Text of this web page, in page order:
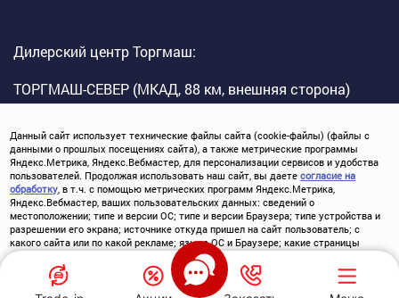
Данный сайт использует технические файлы сайта (cookie-файлы) (файлы с
данными о прошлых посещениях сайта), а также метрические программы
Яндекс.Метрика, Яндекс.Вебмастер, для персонализации сервисов и удобства
пользователей. Продолжая использовать наш сайт, вы даетесогласие на
обработку , в т.ч. с помощью метрических программ Яндекс.Метрика,
Яндекс.Вебмастер, ваших пользовательских данных: сведений о
местоположении; типе и версии ОС; типе и версии Браузера; типе устройства и
разрешении его экрана; источнике откуда пришел на сайт пользователь; с
какого сайта или по какой рекламе; языке ОС и Браузере; какие страницы
открывает и на какие кнопки нажимает пользователь; ip-адрес.
Хорошо
Дилерский центр Торгмаш:
ТОРГМАШ-СЕВЕР (МКАД, 88 км, внешняя сторона)
2026Торгмаш официальный дилер
Выгодный обмен автомобиля